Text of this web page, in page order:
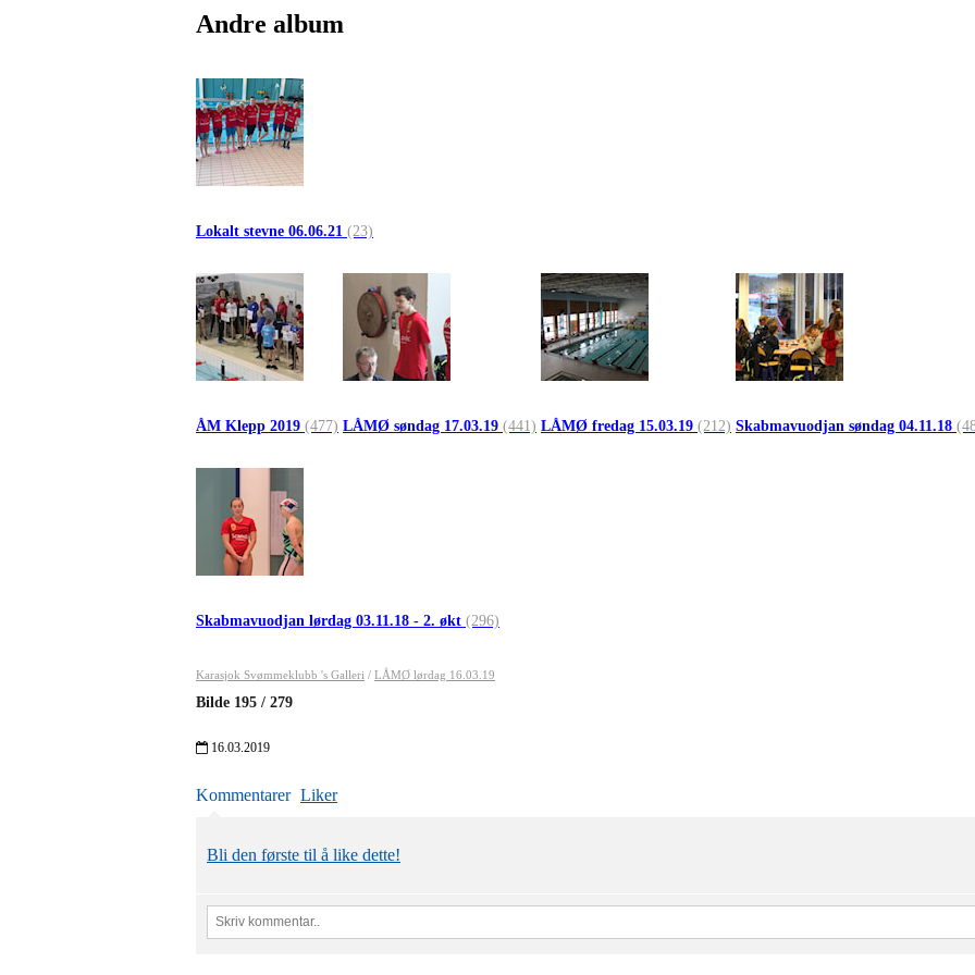
Andre album
Lokalt stevne 06.06.21 (23)
ÅM Klepp 2019 (477) LÅMØ søndag 17.03.19 (441) LÅMØ fredag 15.03.19 (212) Skabmavuodjan søndag 04.11.18
Skabmavuodjan lørdag 03.11.18 - 2. økt (296)
Karasjok Svømmeklubb 's Galleri / LÅMØ lørdag 16.03.19
Bilde 195 / 279
16.03.2019
Kommentarer Liker
Bli den første til å like dette!